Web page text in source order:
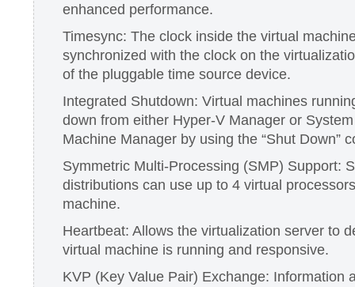
enhanced performance.
Timesync: The clock inside the virtual
synchronized with the clock on the
of the pluggable time source device.
Integrated Shutdown: Virtual machines
down from either Hyper-V Manager or
Machine Manager by using the “Shut Down”
Symmetric Multi-Processing (SMP) Support:
distributions can use up to 4 virtual
machine.
Heartbeat: Allows the virtualization server to
virtual machine is running and responsive.
KVP (Key Value Pair) Exchange: Information